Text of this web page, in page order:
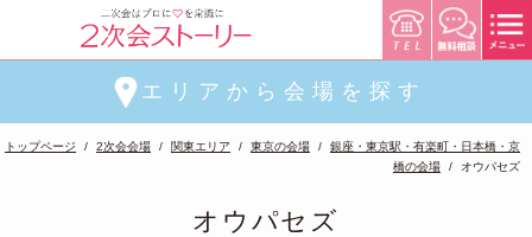
エリアから会場を探す
トップページ 2次会会場 関東エリア 東京の会場
銀座・東京駅・有楽町・日本橋・京
橋の会場
オウパセズ
オウパセズ